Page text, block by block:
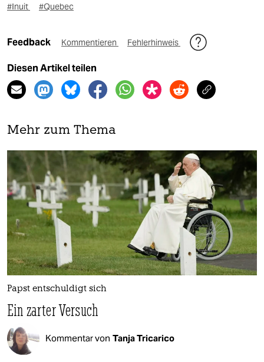
#Inuit
#Quebec
Feedback Kommentieren Fehlerhinweis
Diesen Artikel teilen
Mehr zum Thema
Papst entschuldigt sich
Ein zarter Versuch
Kommentar von Tanja Tricarico